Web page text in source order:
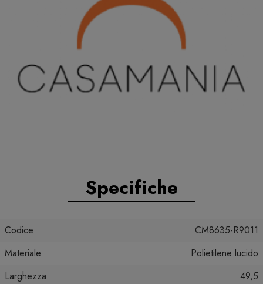
Specifiche
Codice
CM8635-R9011
Materiale
Polietilene lucido
Larghezza
49,5